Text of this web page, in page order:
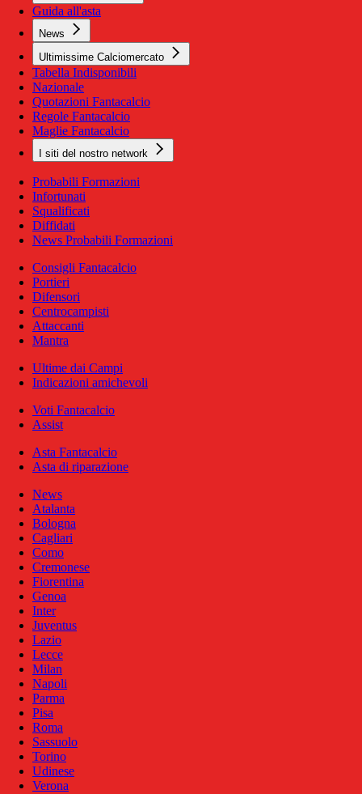
Guida all'asta
News
Ultimissime Calciomercato
Tabella Indisponibili
Nazionale
Quotazioni Fantacalcio
Regole Fantacalcio
Maglie Fantacalcio
I siti del nostro network
Probabili Formazioni
Infortunati
Squalificati
Diffidati
News Probabili Formazioni
Consigli Fantacalcio
Portieri
Difensori
Centrocampisti
Attaccanti
Mantra
Ultime dai Campi
Indicazioni amichevoli
Voti Fantacalcio
Assist
Asta Fantacalcio
Asta di riparazione
News
Atalanta
Bologna
Cagliari
Como
Cremonese
Fiorentina
Genoa
Inter
Juventus
Lazio
Lecce
Milan
Napoli
Parma
Pisa
Roma
Sassuolo
Torino
Udinese
Verona